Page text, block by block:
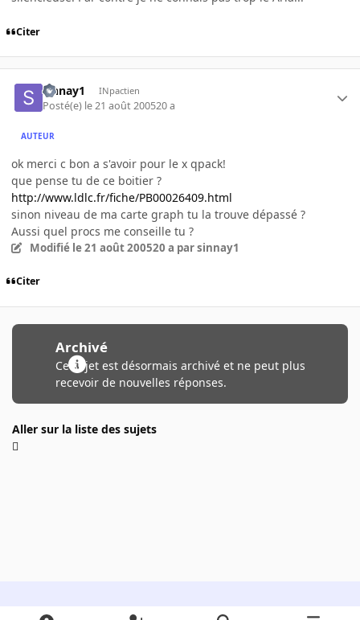
Citer
sinnay1 INpactien
Posté(e) le 21 août 200520 a
AUTEUR
ok merci c bon a s'avoir pour le x qpack!
que pense tu de ce boitier ?
http://www.ldlc.fr/fiche/PB00026409.html
sinon niveau de ma carte graph tu la trouve dépassé ?
Aussi quel procs me conseille tu ?
Modifié le 21 août 200520 a par sinnay1
Citer
Archivé
Ce sujet est désormais archivé et ne peut plus
recevoir de nouvelles réponses.
Aller sur la liste des sujets